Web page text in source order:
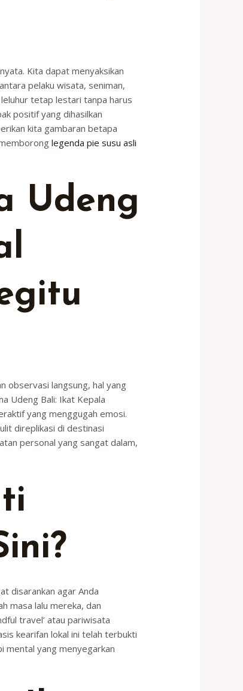
Kita dapat menyaksikan
pelaku wisata, seniman,
tetap lestari tanpa harus
positif yang dihasilkan
kita gambaran betapa
legenda pie susu asli
Udeng
observasi langsung, hal yang
Udeng Bali: Ikat Kepala
yang menggugah emosi.
direplikasi di destinasi
personal yang sangat dalam,
disarankan agar Anda
masa lalu mereka, dan
travel’ atau pariwisata
kearifan lokal ini telah terbukti
mental yang menyegarkan